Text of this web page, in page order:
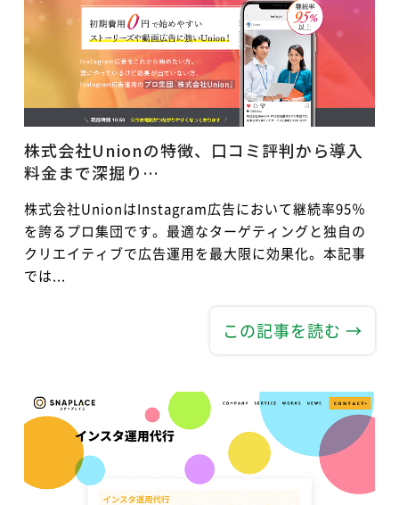
株式会社Unionの特徴、口コミ評判から導入
料金まで深掘り…
株式会社UnionはInstagram広告において継続率95％
を誇るプロ集団です。最適なターゲティングと独自の
クリエイティブで広告運用を最大限に効果化。本記事
では...
この記事を読む →